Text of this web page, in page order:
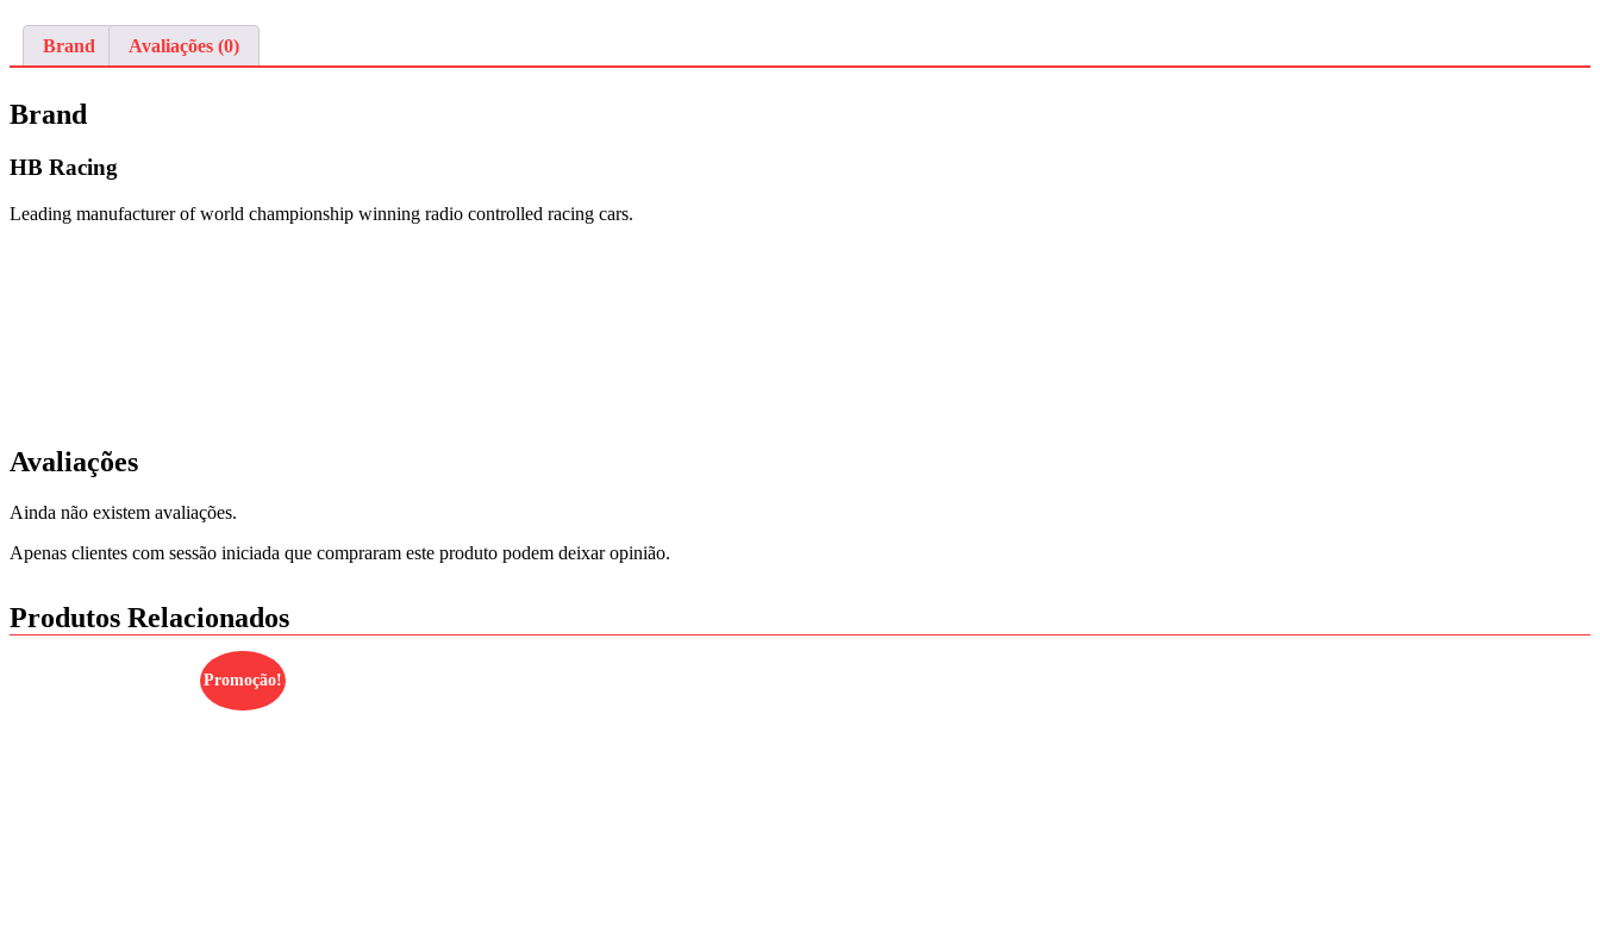
Brand
Avaliações (0)
Brand
HB Racing
Leading manufacturer of world championship winning radio controlled racing cars.
Avaliações
Ainda não existem avaliações.
Apenas clientes com sessão iniciada que compraram este produto podem deixar opinião.
Produtos Relacionados
Promoção!